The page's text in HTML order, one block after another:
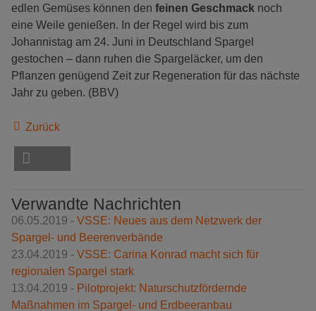
edlen Gemüses können den feinen Geschmack noch
eine Weile genießen. In der Regel wird bis zum
Johannistag am 24. Juni in Deutschland Spargel
gestochen – dann ruhen die Spargeläcker, um den
Pflanzen genügend Zeit zur Regeneration für das nächste
Jahr zu geben. (BBV)
Zurück
Verwandte Nachrichten
06.05.2019 - VSSE: Neues aus dem Netzwerk der
Spargel- und Beerenverbände
23.04.2019 - VSSE: Carina Konrad macht sich für
regionalen Spargel stark
13.04.2019 - Pilotprojekt: Naturschutzfördernde
Maßnahmen im Spargel- und Erdbeeranbau